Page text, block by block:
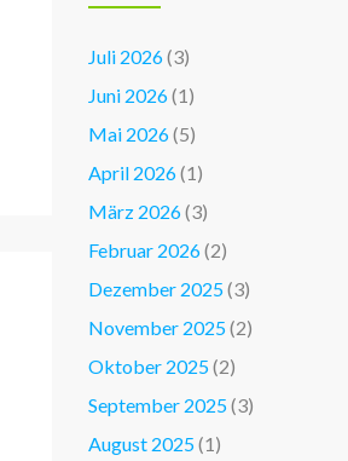
Juli 2026(3)
Juni 2026(1)
Mai 2026(5)
April 2026(1)
März 2026(3)
Februar 2026(2)
Dezember 2025(3)
November 2025(2)
Oktober 2025(2)
September 2025(3)
August 2025(1)